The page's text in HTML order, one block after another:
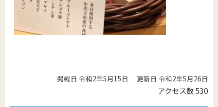
掲載日 令和2年5月15日 更新日 令和2年5月26日
アクセス数530